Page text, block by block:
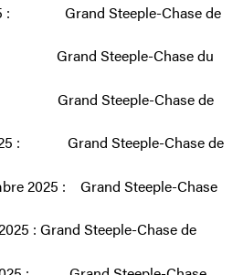
: Grand Steeple-Chase de
: Grand Steeple-Chase du
: Grand Steeple-Chase de
: Grand Steeple-Chase de
2025 : Grand Steeple-Chase
: Grand Steeple-Chase de